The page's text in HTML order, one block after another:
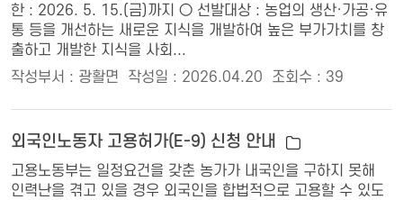
한 : 2026. 5. 15.(금)까지 ○ 선발대상 : 농업의 생산·가공·유
통 등을 개선하는 새로운 지식을 개발하여 높은 부가가치를 창
출하고 개발한 지식을 사회...
작성부서 : 광활면
작성일 : 2026.04.20 조회수 : 39
외국인노동자 고용허가(E-9) 신청 안내
고용노동부는 일정요건을 갖춘 농가가 내국인을 구하지 못해
인력난을 겪고 있을 경우 외국인을 합법적으로 고용할 수 있도